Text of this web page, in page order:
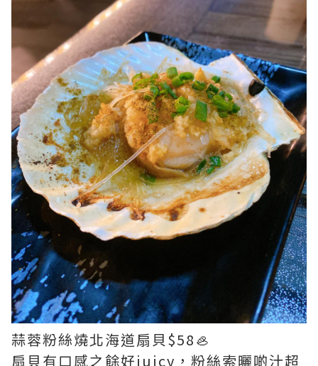
蒜蓉粉絲燒北海道扇貝$58🦪
扇貝有口感之餘好juicy，粉絲索曬啲汁超